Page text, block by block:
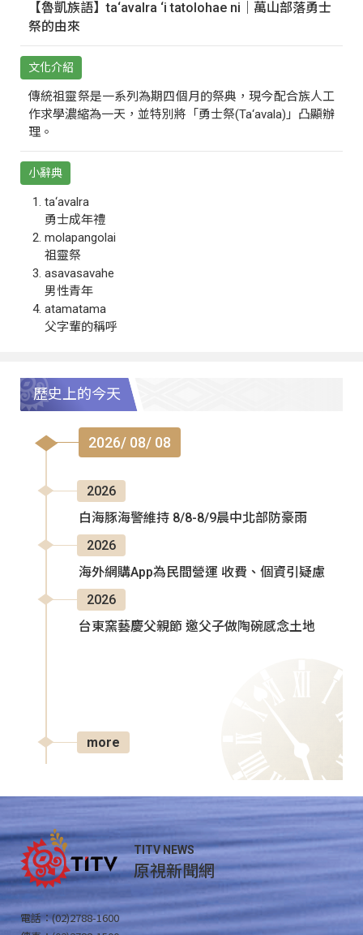
【魯凱族語】ta‘avalra ‘i tatolohae ni｜萬山部落勇士
祭的由來
文化介紹
傳統祖靈祭是一系列為期四個月的祭典，現今配合族人工
作求學濃縮為一天，並特別將「勇士祭(Ta‘avala)」凸顯辦
理。
小辭典
ta‘avalra
勇士成年禮
molapangolai
祖靈祭
asavasavahe
男性青年
atamatama
父字輩的稱呼
歷史上的今天
2026/ 08/ 08
2026
白海豚海警維持 8/8-8/9晨中北部防豪雨
2026
海外網購App為民間營運 收費、個資引疑慮
2026
台東窯藝慶父親節 邀父子做陶碗感念土地
more
TITV NEWS
原視新聞網
電話：(02)2788-1600